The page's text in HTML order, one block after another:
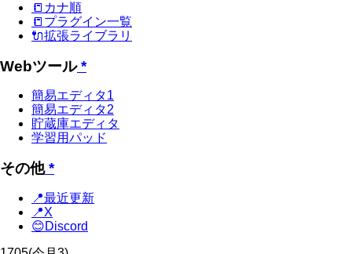
📒カナ順
📒プラグイン一覧
🔌拡張ライブラリ
Webツール*
簡易エディタ1
簡易エディタ2
貯蔵庫エディタ
学習用パッド
その他*
📍最近更新
📍X
😊Discord